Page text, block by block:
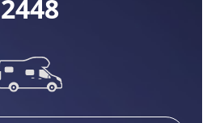
2448